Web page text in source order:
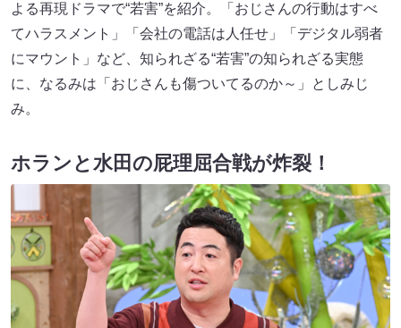
よる再現ドラマで“若害”を紹介。「おじさんの行動はすべ
てハラスメント」「会社の電話は人任せ」「デジタル弱者
にマウント」など、知られざる“若害”の知られざる実態
に、なるみは「おじさんも傷ついてるのか～」としみじ
み。
ホランと水田の屁理屈合戦が炸裂！